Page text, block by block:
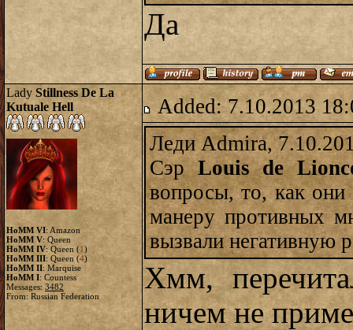
Да
Lady Stillness De La
Kutuale Hell
HoMM VI: Amazon
HoMM V: Queen
HoMM IV: Queen (1)
HoMM III: Queen (4)
HoMM II: Marquise
HoMM I: Countess
Messages: 3482
From: Russian Federation
Added: 7.10.2013
Леди Admira,
СэрLouis de
вопросы, то, как
манеру противных
вызвали негативную
Хмм,
ничем не